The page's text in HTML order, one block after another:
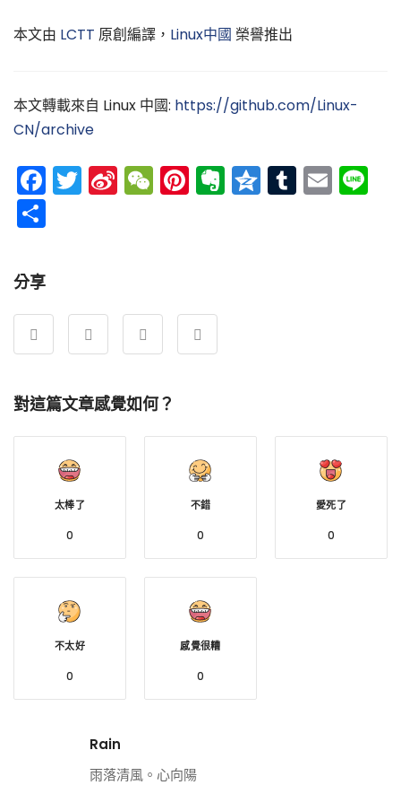
本文由 LCTT 原創編譯， Linux中國 榮譽推出
本文轉載來自 Linux 中國: https://github.com/Linux-
CN/archive
Facebook
Twitter
Sina
Weibo
WeChat
Pinterest
Evernote
Qzone
Tumblr
分享
對這篇文章感覺如何？
太棒了
0
不錯
0
愛死了
0
不太好
0
感覺很糟
0
Rain
雨落清風。心向陽